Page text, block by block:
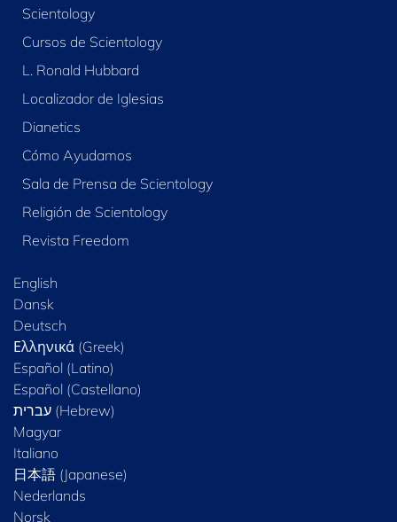
Scientology
Cursos de Scientology
L. Ronald Hubbard
Localizador de Iglesias
Dianetics
Cómo Ayudamos
Sala de Prensa de Scientology
Religión de Scientology
Revista Freedom
English
Dansk
Deutsch
Ελληνικά (Greek)
Español (Latino)
Español (Castellano)
Magyar
Italiano
日本語 (Japanese)
Nederlands
Norsk